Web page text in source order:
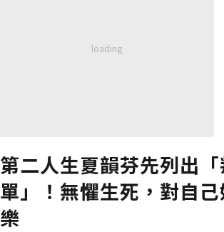
第二人生夏韻芬先列出
單」！無懼生死，對自
樂